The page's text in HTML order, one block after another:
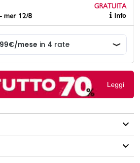
GRATUITA
mer 12/8 Info
Leggi
Romeo Gigli Milano Cristy colore
regolabile, chiusura con zip e interno